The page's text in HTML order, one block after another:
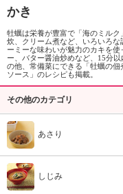
かき
牡蠣は栄養が豊富で「海のミル
炊、クリーム煮など、いろいろ
ーミーな味わいが魅力のカキを
ー、バター醤油炒めなど、15分
の他、常備菜にできる「牡蠣の
ソース」のレシピも掲載。
その他のカテゴリ
あさり
しじみ